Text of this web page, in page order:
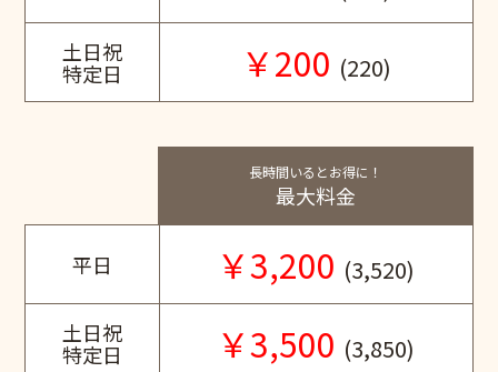
土日祝
特定日 ￥200 (220)
長時間いるとお得に！
最大料金
平日 ￥3,200 (3,520)
土日祝
特定日 ￥3,500 (3,850)